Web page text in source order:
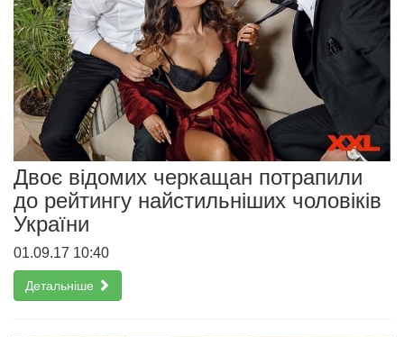
Двоє відомих черкащан потрапили
до рейтингу найстильніших чоловіків
України
01.09.17 10:40
Детальніше